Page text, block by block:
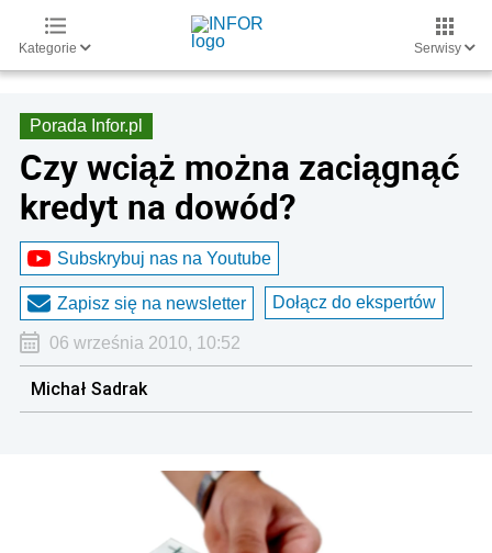
Kategorie Serwisy
Porada Infor.pl
Czy wciąż można zaciągnąć
kredyt na dowód?
Subskrybuj nas na Youtube
Zapisz się na newsletter Dołącz do ekspertów
06 września 2010, 10:52
Michał Sadrak